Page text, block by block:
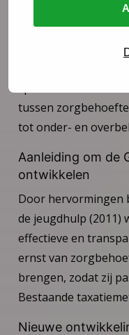
jeugdigen nog altijd
Als kinderen met
ontvangen en
tussen
tot onder- en
Aanleiding om de
ontwikkelen
Door hervormingen
de jeugdhulp (2011)
effectieve en
ernst van
brengen, zodat zij
Bestaande
Nieuwe